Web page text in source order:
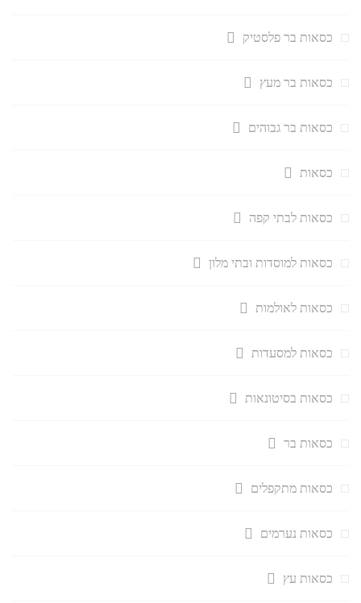
כסאות בר פלסטיק
כסאות בר מעץ
כסאות בר גבוהים
כסאות
כסאות לבתי קפה
כסאות למוסדות ובתי מלון
כסאות לאולמות
כסאות למסעדות
כסאות בסיטונאות
כסאות בר
כסאות מתקפלים
כסאות נערמים
כסאות עץ